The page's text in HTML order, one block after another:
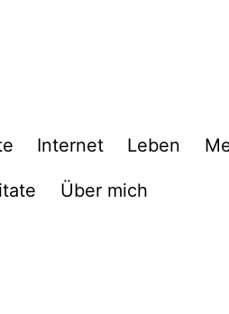
Internet Leben
Über mich